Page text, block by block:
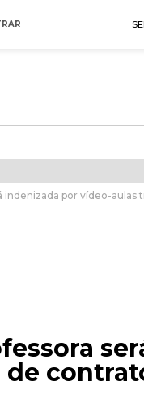
indenizada por vídeo-